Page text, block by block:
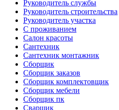
Руководитель службы
Руководитель строительства
Руководитель участка
С проживанием
Салон красоты
Сантехник
Сантехник монтажник
Сборщик
Сборщик заказов
Сборщик комплектовщик
Сборщик мебели
Сборщик пк
Сварщик